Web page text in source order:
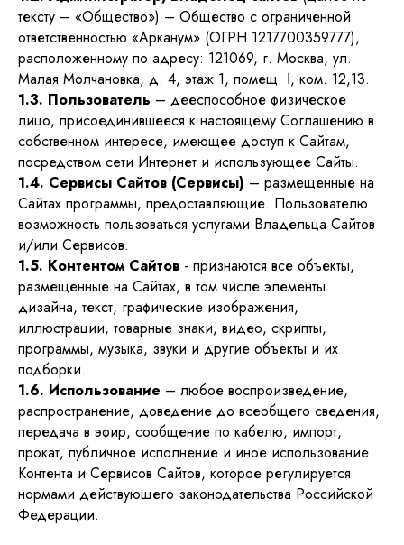
тексту – «Общество») – Общество с ограниченной
ответственностью «Арканум» (ОГРН 1217700359777),
расположенному по адресу: 121069, г. Москва, ул.
Малая Молчановка, д. 4, этаж 1, помещ. І, ком. 12,13.
1.3. Пользователь – дееспособное физическое
лицо, присоединившееся к настоящему Соглашению в
собственном интересе, имеющее доступ к Сайтам,
посредством сети Интернет и использующее Сайты.
1.4. Сервисы Сайтов (Сервисы) – размещенные на
Сайтах программы, предоставляющие. Пользователю
возможность пользоваться услугами Владельца Сайтов
и/или Сервисов.
1.5. Контентом Сайтов - признаются все объекты,
размещенные на Сайтах, в том числе элементы
дизайна, текст, графические изображения,
иллюстрации, товарные знаки, видео, скрипты,
программы, музыка, звуки и другие объекты и их
подборки.
1.6. Использование – любое воспроизведение,
распространение, доведение до всеобщего сведения,
передача в эфир, сообщение по кабелю, импорт,
прокат, публичное исполнение и иное использование
Контента и Сервисов Сайтов, которое регулируется
нормами действующего законодательства Российской
Федерации.